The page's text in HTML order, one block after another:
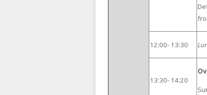
12:00- 13:30
13:30- 14:20